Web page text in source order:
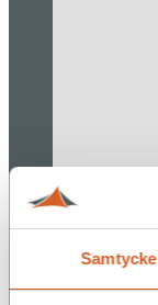
Samtycke